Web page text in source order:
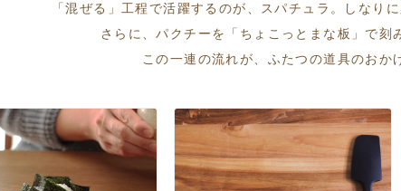
「混ぜる」工程で活躍するのが、スパチュラ。しなり
さらに、パクチーを「ちょこっとまな板」で刻
この一連の流れが、ふたつの道具のおか